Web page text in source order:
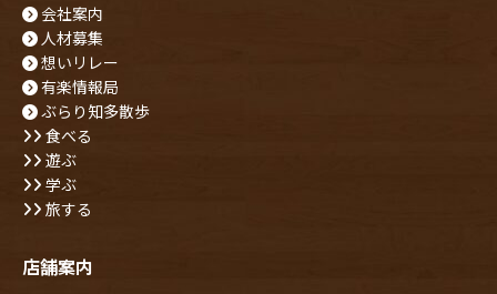
会社案内
人材募集
想いリレー
有楽情報局
ぶらり知多散歩
食べる
遊ぶ
学ぶ
旅する
店舗案内